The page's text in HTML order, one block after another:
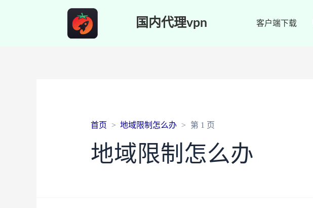
国内代理vpn 客户端下载
首页 地域限制怎么办 第 1 页
地域限制怎么办